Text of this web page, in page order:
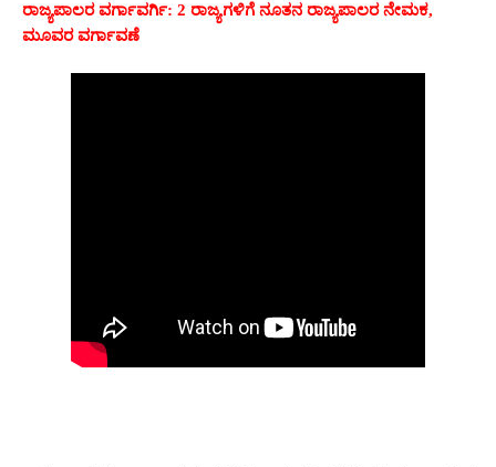
ರಾಜ್ಯಪಾಲರ ವರ್ಗಾವರ್ಗಿ: 2 ರಾಜ್ಯಗಳಿಗೆ ನೂತನ ರಾಜ್ಯಪಾಲರ ನೇಮಕ,
ಮೂವರ ವರ್ಗಾವಣೆ